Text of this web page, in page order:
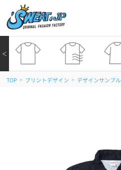
＜
TOP > プリントデザイン > デザインサンプル